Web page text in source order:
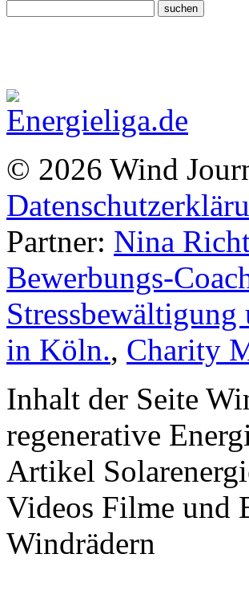
© 2026 Wind
Partner: Nina
Bewerbungs-
in Köln., Charity
Inhalt der Seite
regenerative
Artikel
Videos Filme und
Windrädern